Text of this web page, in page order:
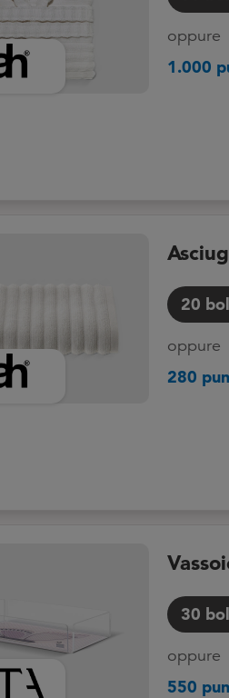
oppure
1.000
20
oppure
280
30
oppure
550